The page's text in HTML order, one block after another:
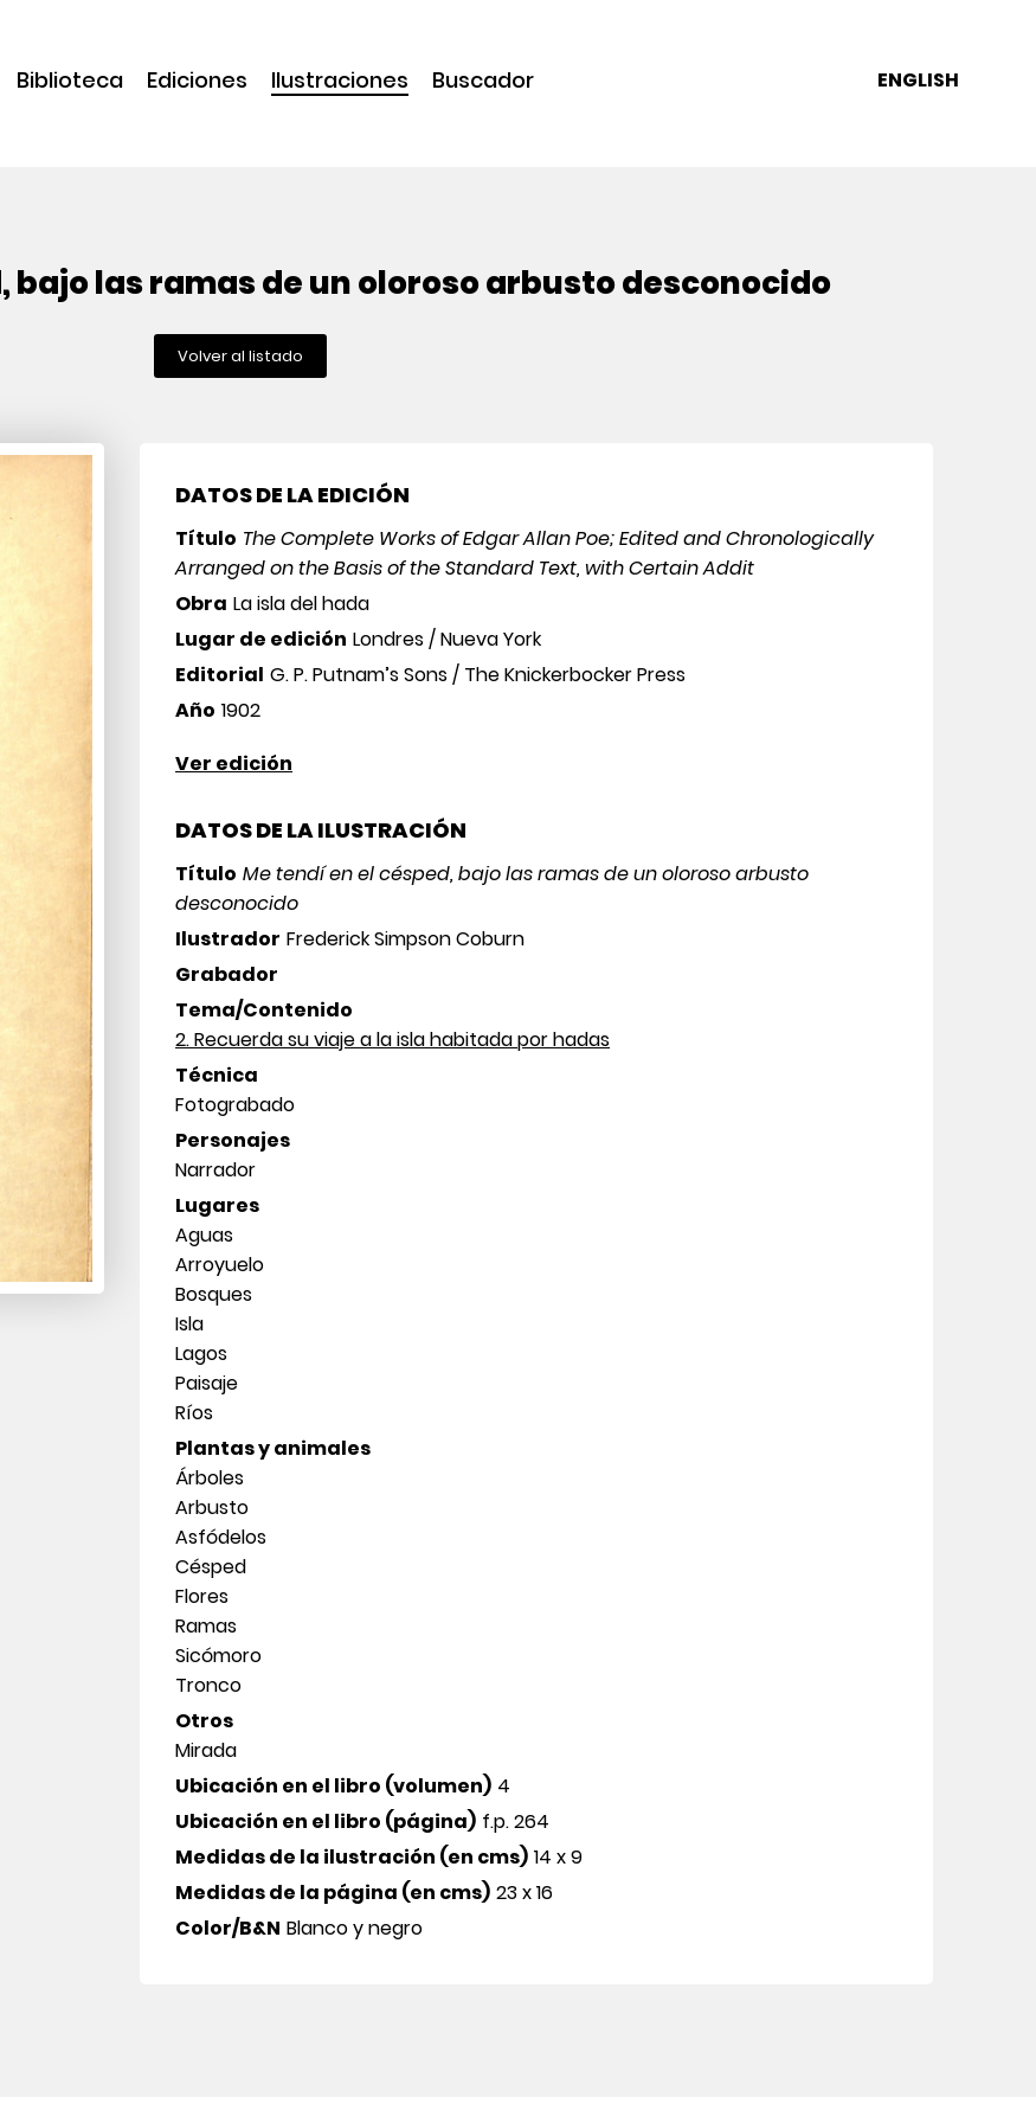
Biblioteca Ediciones Ilustraciones Buscador ENGLISH
bajo las ramas de un oloroso arbusto desconocido
Volver al listado
DATOS DE LA EDICIÓN
Título The Complete Works of Edgar Allan Poe; Edited and Chronologically
Arranged on the Basis of the Standard Text, with Certain Addit
Obra La isla del hada
Lugar de edición Londres / Nueva York
Editorial G. P. Putnam’s Sons / The Knickerbocker Press
Año 1902
Ver edición
DATOS DE LA ILUSTRACIÓN
Título Me tendí en el césped, bajo las ramas de un oloroso arbusto
desconocido
Ilustrador Frederick Simpson Coburn
Grabador
Tema/Contenido
2. Recuerda su viaje a la isla habitada por hadas
Técnica
Fotograbado
Personajes
Narrador
Lugares
Aguas
Arroyuelo
Bosques
Isla
Lagos
Paisaje
Ríos
Plantas y animales
Árboles
Arbusto
Asfódelos
Césped
Flores
Ramas
Sicómoro
Tronco
Otros
Mirada
Ubicación en el libro (volumen) 4
Ubicación en el libro (página) f.p. 264
Medidas de la ilustración (en cms) 14 x 9
Medidas de la página (en cms) 23 x 16
Color/B&N Blanco y negro